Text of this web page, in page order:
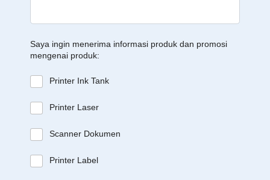
Saya ingin menerima informasi produk dan promosi
mengenai produk:
Printer Ink Tank
Printer Laser
Scanner Dokumen
Printer Label